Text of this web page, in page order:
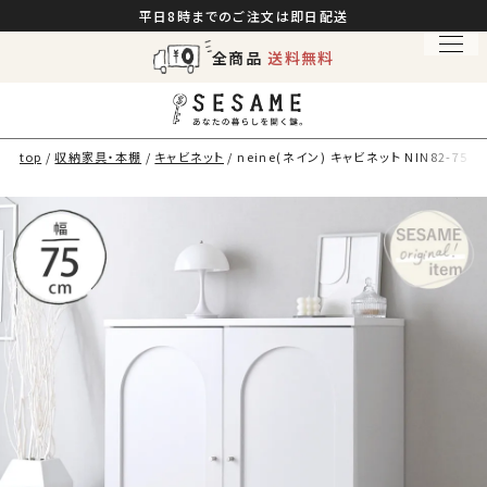
平日8時までのご注文は即日配送
全商品 送料無料
top 収納家具・本棚 キャビネット neine(ネイン) キャビネット NIN82-75T